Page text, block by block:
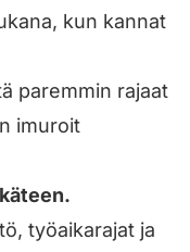
kun kannat
paremmin rajaat
imuroit
työaikarajat ja